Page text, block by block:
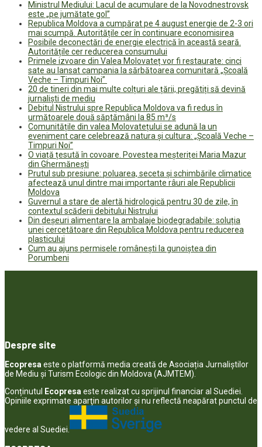
Ministrul Mediului: Lacul de acumulare de la Novodnestrovsk
este „pe jumătate gol”
Republica Moldova a cumpărat pe 4 august energie de 2-3 ori
mai scumpă. Autoritățile cer în continuare economisirea
Posibile deconectări de energie electrică în această seară.
Autoritățile cer reducerea consumului
Primele izvoare din Valea Molovateț vor fi restaurate: cinci
sate au lansat campania la sărbătoarea comunitară „Școală
Veche – Timpuri Noi”
20 de tineri din mai multe colțuri ale țării, pregătiți să devină
jurnaliști de mediu
Debitul Nistrului spre Republica Moldova va fi redus în
următoarele două săptămâni la 85 m³/s
Comunitățile din valea Molovatețului se adună la un
eveniment care celebrează natura și cultura: „Școală Veche –
Timpuri Noi”
O viață țesută în covoare. Povestea meșteriței Maria Mazur
din Ghermănești
Prutul sub presiune: poluarea, seceta și schimbările climatice
afectează unul dintre mai importante râuri ale Republicii
Moldova
Guvernul a stare de alertă hidrologică pentru 30 de zile, în
contextul scăderii debitului Nistrului
Din deșeuri alimentare la ambalaje biodegradabile: soluția
unei cercetătoare din Republica Moldova pentru reducerea
plasticului
Cum au ajuns permisele românești la gunoiștea din
Porumbeni
Despre site
Ecopresa este o platformă media creată de Asociația Jurnaliștilor
de Mediu și Turism Ecologic din Moldova (AJMTEM).
Conținutul
Ecopresa este realizat cu sprijinul financiar al Suediei.
Opiniile exprimate aparţin autorilor şi nu reflectă neapărat punctul de
vedere al Suediei.